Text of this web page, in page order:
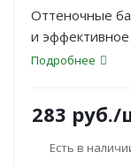
Оттеночные
и
цвета волос</
кутикулы
слоя волос;
Подробнее
283 руб./
Есть в